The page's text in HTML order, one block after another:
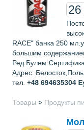
26
RACE" банка 250
большим
Ред
Адрес:
тел. +48 694635304
Товары > Продукты